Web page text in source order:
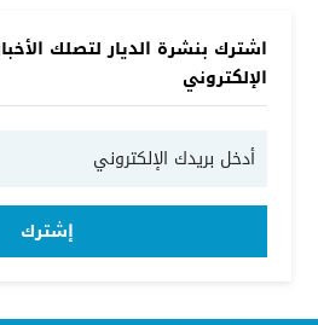
اشترك بنشرة الديار لتصلك
الإلكتروني
إشترك